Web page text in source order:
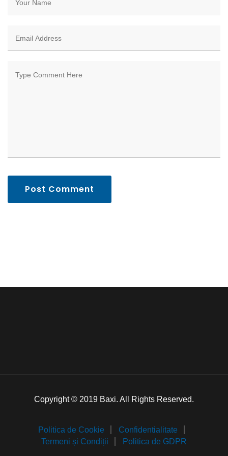
Post Comment
Copyright © 2019 Baxi. All Rights Reserved.
Politica de Cookie
Confidentialitate
Termeni și Condiții
Politica de GDPR